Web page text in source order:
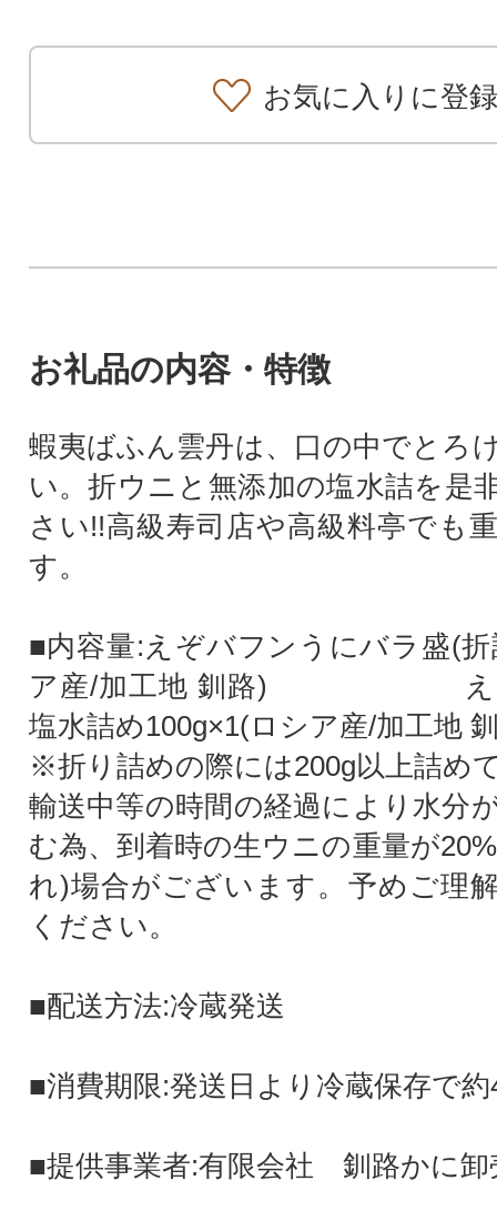
お気に入りに登録
お礼品の内容・特徴
蝦夷ばふん雲丹は、口の中でとろ
い。折ウニと無添加の塩水詰を是
さい!!高級寿司店や高級料亭でも
す。
■内容量:えぞバフンうにバラ盛(
ア産/加工地 釧路) えぞ
塩水詰め100g×1(ロシア産/加工地
※折り詰めの際には200g以上詰め
輸送中等の時間の経過により水分
む為、到着時の生ウニの重量が
れ)場合がございます。予めご理
ください。
■配送方法:冷蔵発送
■消費期限:発送日より冷蔵保存で
■提供事業者:有限会社 釧路かに卸